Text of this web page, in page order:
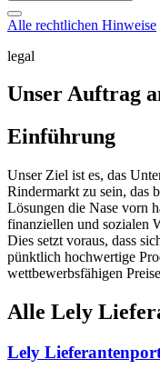
Alle rechtlichen Hinweise
legal
Unser Auftrag
Einführung
Unser Ziel ist es, das
Rindermarkt zu sein, das
Lösungen die Nase vorn
finanziellen und sozialen
Dies setzt voraus, dass
pünktlich hochwertige
wettbewerbsfähigen
Alle Lely
Lely